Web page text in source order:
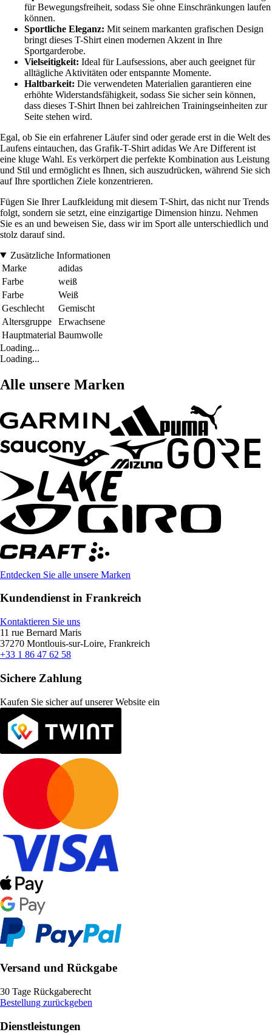
für Bewegungsfreiheit, sodass Sie ohne Einschränkungen laufen
können.
Sportliche Eleganz: Mit seinem markanten grafischen Design
bringt dieses T-Shirt einen modernen Akzent in Ihre
Sportgarderobe.
Vielseitigkeit: Ideal für Laufsessions, aber auch geeignet für
alltägliche Aktivitäten oder entspannte Momente.
Haltbarkeit: Die verwendeten Materialien garantieren eine
erhöhte Widerstandsfähigkeit, sodass Sie sicher sein können,
dass dieses T-Shirt Ihnen bei zahlreichen Trainingseinheiten zur
Seite stehen wird.
Egal, ob Sie ein erfahrener Läufer sind oder gerade erst in die Welt des
Laufens eintauchen, das Grafik-T-Shirt adidas We Are Different ist
eine kluge Wahl. Es verkörpert die perfekte Kombination aus Leistung
und Stil und ermöglicht es Ihnen, sich auszudrücken, während Sie sich
auf Ihre sportlichen Ziele konzentrieren.
Fügen Sie Ihrer Laufkleidung mit diesem T-Shirt, das nicht nur Trends
folgt, sondern sie setzt, eine einzigartige Dimension hinzu. Nehmen
Sie es an und beweisen Sie, dass wir im Sport alle unterschiedlich und
stolz darauf sind.
Zusätzliche Informationen
Marke
adidas
Farbe
weiß
Farbe
Weiß
Geschlecht
Gemischt
Altersgruppe
Erwachsene
Hauptmaterial Baumwolle
Loading...
Loading...
Alle unsere Marken
Entdecken Sie alle unsere Marken
Kundendienst in Frankreich
Kontaktieren Sie uns
11 rue Bernard Maris
37270 Montlouis-sur-Loire, Frankreich
+33 1 86 47 62 58
Sichere Zahlung
Kaufen Sie sicher auf unserer Website ein
Versand und Rückgabe
30 Tage Rückgaberecht
Bestellung zurückgeben
Dienstleistungen